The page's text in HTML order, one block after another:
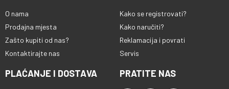
O nama
Prodajna mjesta
Zašto kupiti od nas?
Kontaktirajte nas
Kako se registrovati?
Kako naručiti?
Reklamacija i povrati
Servis
PLAĆANJE I DOSTAVA PRATITE NAS